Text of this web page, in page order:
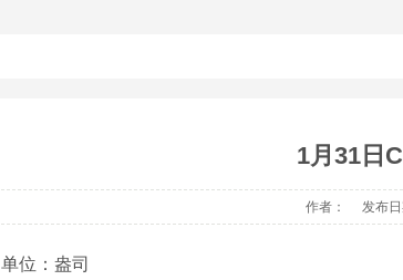
1月31日
作者： 发布
单位：盎司